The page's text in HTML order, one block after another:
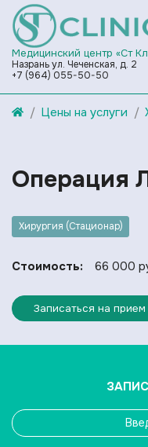
Медицинский центр «Ст
Назрань ул. Чеченская, д. 2
+7 (964) 055-50-50
Цены на услуги
Операция
Хирургия (Стационар)
Стоимость: 66 000
Записаться на прием